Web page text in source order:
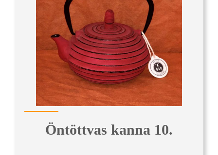
Öntöttvas kanna 10.